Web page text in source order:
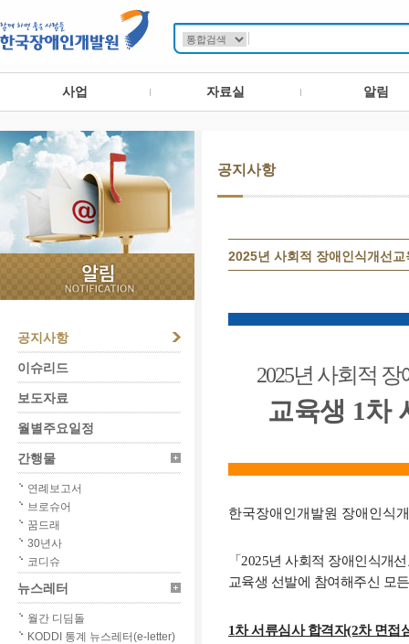
사업 자료실 알림
공지사항
이슈리드
보도자료
월별주요일정
간행물
연례보고서
브로슈어
꿈드래
30년사
코디슈
뉴스레터
월간 디딤돌
KODDI 통계 뉴스레터(e-letter)
공지사항
2025년 사회적 장애인식개선
2025년 사회적 장
교육생 1차
한국장애인개발원 장애인식
「 2025년 사회적 장애인식개
교육생 선발에 참여해주신 모
1차 서류심사 합격자(2차 면접